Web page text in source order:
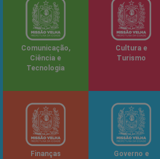
Comunicação,
Ciência e
Tecnologia
Cultura e
Turismo
Finanças
Governo e